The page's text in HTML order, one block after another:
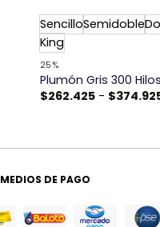
SencilloSemidoble
King
25%
Plumón Gris 300 Hilos
$262.425 - $
MEDIOS DE PAGO